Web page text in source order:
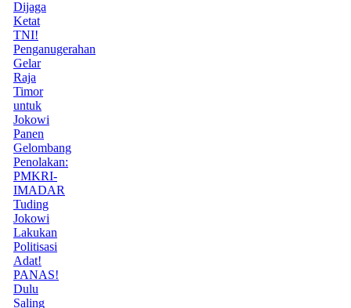
Dijaga
Ketat
TNI!
Penganugerahan
Gelar
Raja
Timor
untuk
Jokowi
Panen
Gelombang
Penolakan:
PMKRI-
IMADAR
Tuding
Jokowi
Lakukan
Politisasi
Adat!
PANAS!
Dulu
Saling